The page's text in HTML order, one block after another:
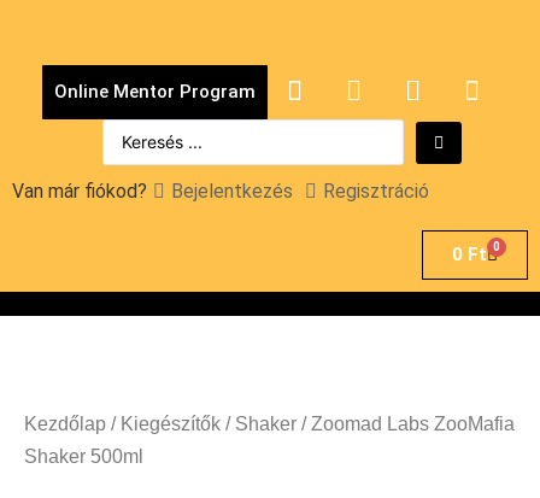
Online Mentor Program
Van már fiókod? Bejelentkezés Regisztráció
0 Ft 0
Kezdőlap / Kiegészítők / Shaker / Zoomad Labs ZooMafia
Shaker 500ml